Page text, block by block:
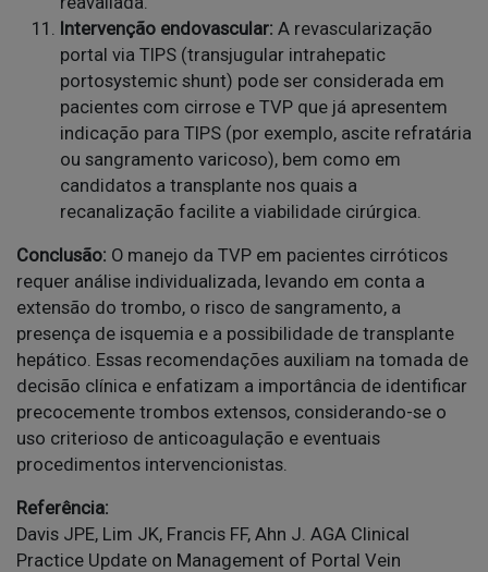
Intervenção endovascular: A revascularização
portal via TIPS (transjugular intrahepatic
portosystemic shunt) pode ser considerada em
pacientes com cirrose e TVP que já apresentem
indicação para TIPS (por exemplo, ascite refratária
ou sangramento varicoso), bem como em
candidatos a transplante nos quais a
recanalização facilite a viabilidade cirúrgica.
Conclusão: O manejo da TVP em pacientes cirróticos
requer análise individualizada, levando em conta a
extensão do trombo, o risco de sangramento, a
presença de isquemia e a possibilidade de transplante
hepático. Essas recomendações auxiliam na tomada de
decisão clínica e enfatizam a importância de identificar
precocemente trombos extensos, considerando-se o
uso criterioso de anticoagulação e eventuais
procedimentos intervencionistas.
Referência:
Davis JPE, Lim JK, Francis FF, Ahn J. AGA Clinical
Practice Update on Management of Portal Vein